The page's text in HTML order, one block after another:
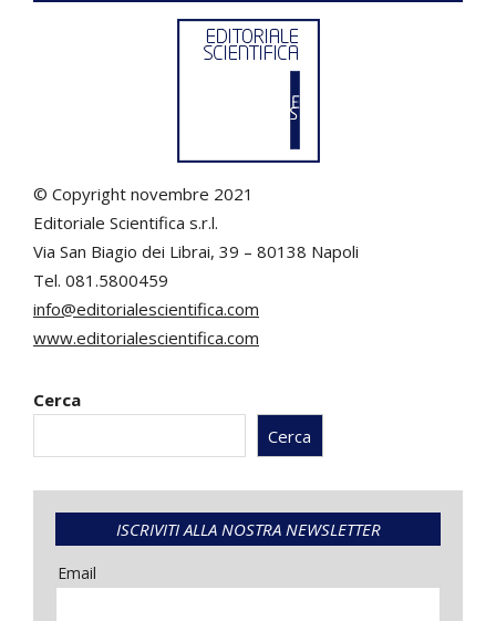
© Copyright novembre 2021
Editoriale Scientifica s.r.l.
Via San Biagio dei Librai, 39 – 80138 Napoli
Tel. 081.5800459
info@editorialescientifica.com
www.editorialescientifica.com
Cerca
Cerca
ISCRIVITI ALLA NOSTRA NEWSLETTER
Email